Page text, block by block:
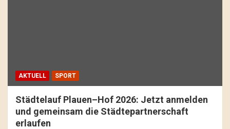
AKTUELL SPORT
Städtelauf Plauen–Hof 2026: Jetzt anmelden
und gemeinsam die Städtepartnerschaft
erlaufen